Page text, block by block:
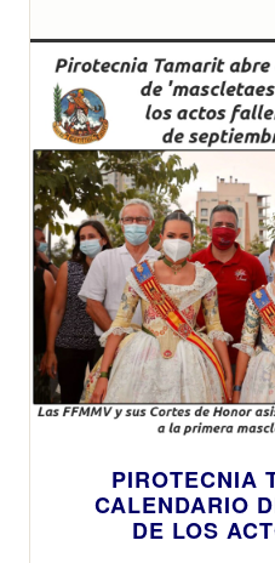
infantil
PIROTECNIA
CALENDARIO
DE LOS